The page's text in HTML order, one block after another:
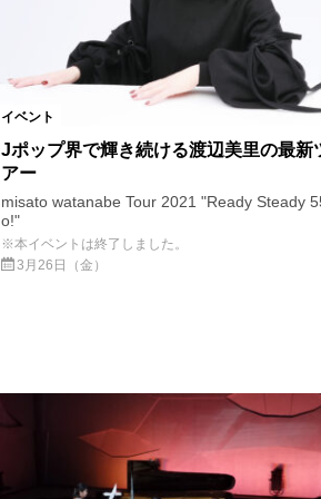
イベント
Jポップ界で輝き続ける渡辺美里の最新
アー
misato watanabe Tour 2021 "Ready Steady
o!"
※本イベントは終了しました。
3月26日（金）